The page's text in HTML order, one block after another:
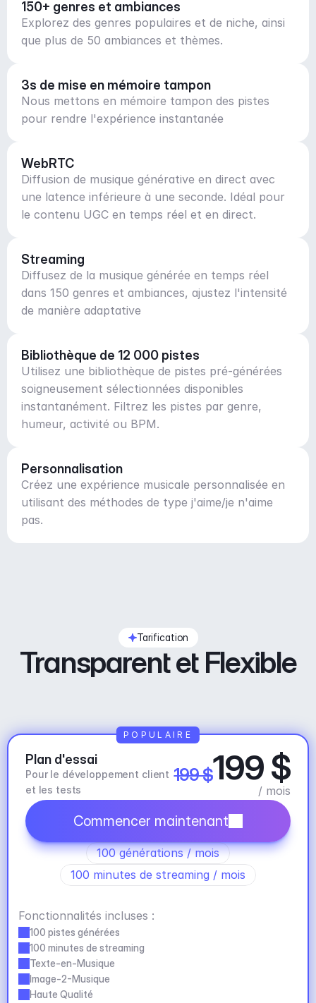
150+ genres et ambiances
Explorez des genres populaires et de niche, ainsi
que plus de 50 ambiances et thèmes.
3s de mise en mémoire tampon
Nous mettons en mémoire tampon des pistes
pour rendre l'expérience instantanée
WebRTC
Diffusion de musique générative en direct avec
une latence inférieure à une seconde. Idéal pour
le contenu UGC en temps réel et en direct.
Streaming
Diffusez de la musique générée en temps réel
dans 150 genres et ambiances, ajustez l'intensité
de manière adaptative
Bibliothèque de 12 000 pistes
Utilisez une bibliothèque de pistes pré-générées
soigneusement sélectionnées disponibles
instantanément. Filtrez les pistes par genre,
humeur, activité ou BPM.
Personnalisation
Créez une expérience musicale personnalisée en
utilisant des méthodes de type j'aime/je n'aime
pas.
Tarification
Transparent et Flexible
Plan d'essai
Pour le développement client
et les tests
199 $199 $
/ mois
Commencer maintenant
100 générations / mois
100 minutes de streaming / mois
Fonctionnalités incluses :
100 pistes générées
100 minutes de streaming
Texte-en-Musique
Image-2-Musique
Haute Qualité
POPULAIRE